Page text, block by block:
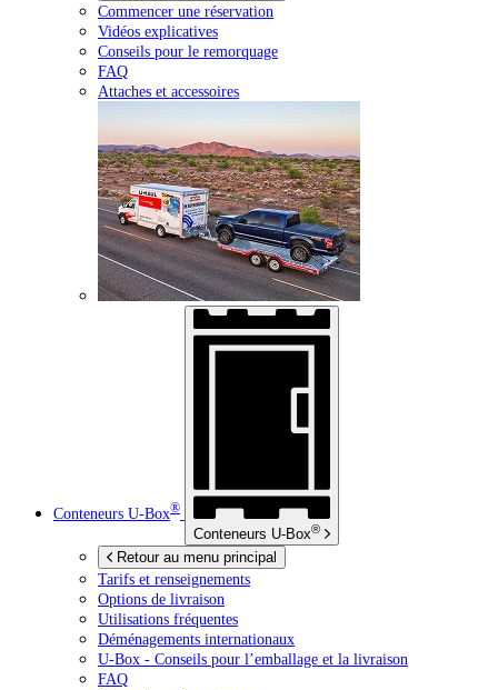
Commencer une réservation
Vidéos explicatives
Conseils pour le remorquage
FAQ
Attaches et accessoires
Conteneurs U-Box®
Conteneurs U-Box®
Retour au menu principal
Tarifs et renseignements
Options de livraison
Utilisations fréquentes
Déménagements internationaux
U-Box - Conseils pour l’emballage et la livraison
FAQ